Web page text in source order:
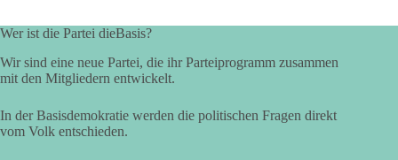
Wer ist die Partei dieBasis?
Wir sind eine neue Partei, die ihr Parteiprogramm zusammen
mit den Mitgliedern entwickelt.
In der Basisdemokratie werden die politischen Fragen direkt
vom Volk entschieden.